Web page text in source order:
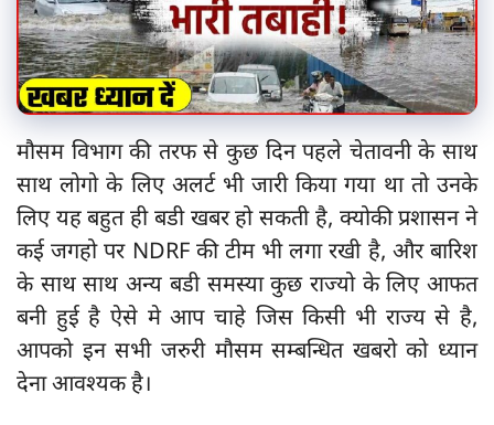
मौसम विभाग की तरफ से कुछ दिन पहले चेतावनी के साथ
साथ लोगो के लिए अलर्ट भी जारी किया गया था तो उनके
लिए यह बहुत ही बडी खबर हो सकती है, क्योकी प्रशासन ने
कई जगहो पर NDRF की टीम भी लगा रखी है, और बारिश
के साथ साथ अन्य बडी समस्या कुछ राज्यो के लिए आफत
बनी हुई है ऐसे मे आप चाहे जिस किसी भी राज्य से है,
आपको इन सभी जरुरी मौसम सम्बन्धित खबरो को ध्यान
देना आवश्यक है।